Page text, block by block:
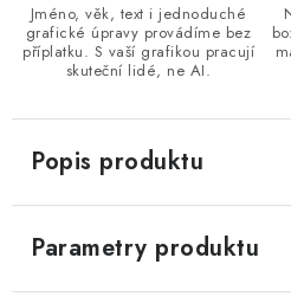
Jméno, věk, text i jednoduché
grafické úpravy provádíme bez
příplatku. S vaší grafikou pracují
skuteční lidé, ne AI.
Popis produktu
Parametry produktu